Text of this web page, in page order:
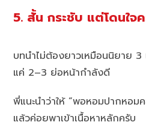
5. สั้น กระชับ แต่โดนใจ
บทนำไม่ต้องยาวเหมือนนิยาย 3
แค่ 2–3 ย่อหน้ากำลังดี
พี่แนะนำว่าให้ “พอหอมปากหอม
แล้วค่อยพาเข้าเนื้อหาหลักครับ